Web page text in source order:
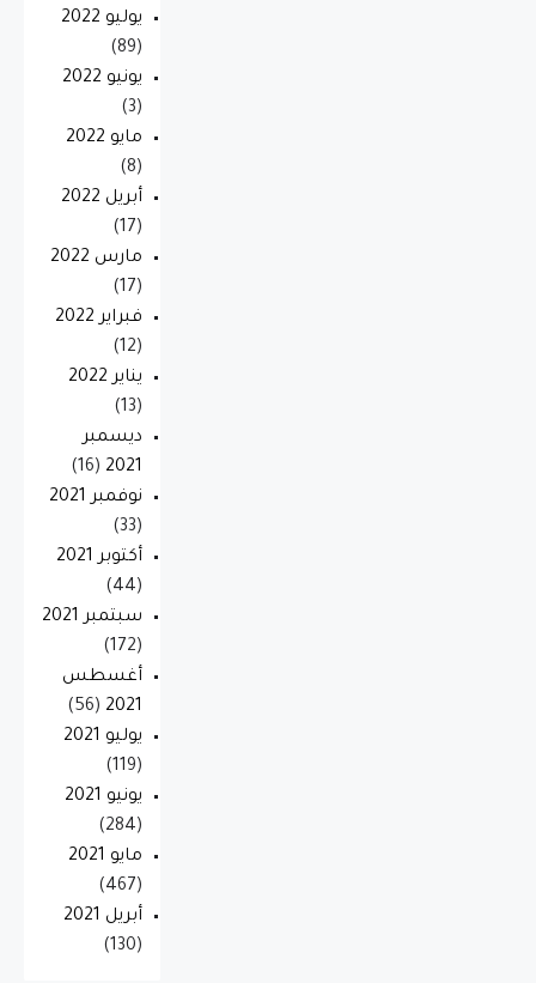
يوليو 2022
(89)
يونيو 2022
(3)
مايو 2022
(8)
أبريل 2022
(17)
مارس 2022
(17)
فبراير 2022
(12)
يناير 2022
(13)
ديسمبر
2021
(16)
نوفمبر 2021
(33)
أكتوبر 2021
(44)
سبتمبر 2021
(172)
أغسطس
2021
(56)
يوليو 2021
(119)
يونيو 2021
(284)
مايو 2021
(467)
أبريل 2021
(130)